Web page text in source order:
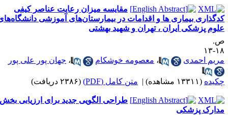
مقایسه میزان رعایت عناصر کیفی
بیماری ها و اقدامات در بیمارستان‌های آموزشی دانشگاه‌های
پزشکی ایران ، تهران و شهید بهشتی
۱۳
احمدی
،معصومه خوشکام ،جهان پور علی پور
(۱۳۳۱۱ مشاهده) | متن کامل (PDF) (۲۳۸۶ دریافت)
طراحی الگویی جدید برای ارزیابی بخش
پزشکی